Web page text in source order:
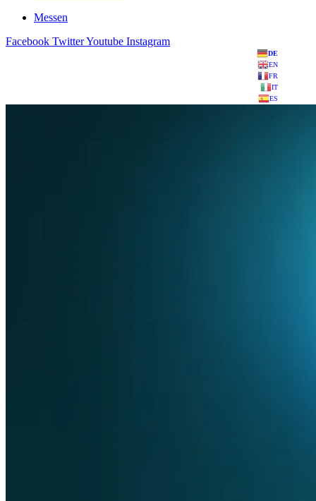
Messen
Facebook TwitterYoutube Instagram
DE
EN
FR
IT
ES